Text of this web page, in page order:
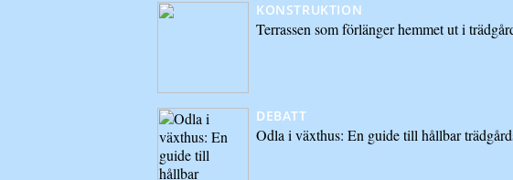
KONSTRUKTION
Terrassen som förlänger hemmet ut i
DEBATT
Odla i växthus: En guide till hållbar